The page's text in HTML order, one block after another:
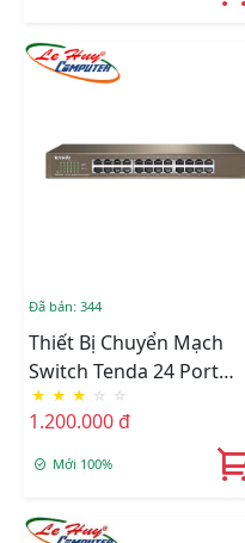
Đã bán: 344
Thiết Bị Chuyển Mạch
Switch Tenda 24 Port
TEG1024D 10/100/1000
★ ★ ★ ☆ ☆
1.200.000 đ
Mới 100%